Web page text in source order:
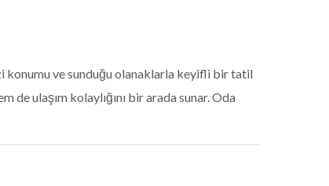
konumu ve sunduğu olanaklarla keyifli bir tatil
de ulaşım kolaylığını bir arada sunar. Oda